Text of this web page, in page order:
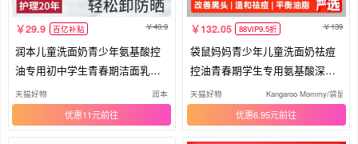
29.9 百亿补贴 40.9
润本儿童洗面奶青少年氨基酸控
油专用初中学生青春期洁面乳泡
泡
天猫好物 润本
优惠11元
132.05 88VIP9.5折 139
袋鼠妈妈青少年儿童洗面奶祛痘
控油青春期学生专用氨基酸深层
清洁
天猫好物 Kangaroo Mommy/袋鼠妈
优惠6.95元